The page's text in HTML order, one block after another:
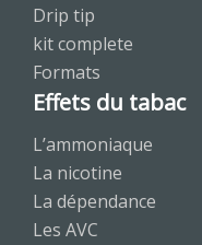
Drip tip
kit complete
Formats
Effets du tabac
L’ammoniaque
La nicotine
La dépendance
Les AVC